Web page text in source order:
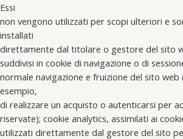
Essi
non vengono utilizzati per scopi ulteriori e
installati
direttamente dal titolare o gestore del sito
suddivisi in cookie di navigazione o di
normale navigazione e fruizione del sito
esempio,
di realizzare un acquisto o autenticarsi per
riservate); cookie analytics, assimilati ai
utilizzati direttamente dal gestore del sito